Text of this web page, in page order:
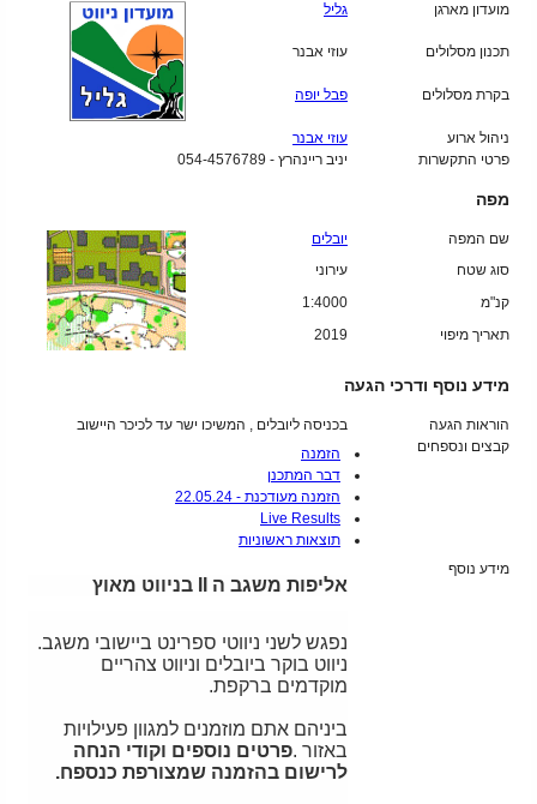
מועדון מארגן גליל
תכנון מסלולים עוזי אבנר
בקרת מסלולים פבל יופה
ניהול ארוע
עוזי אבנר
פרטי התקשרות
יניב ריינהרץ - 054-4576789
מפה
שם המפה
יובלים
סוג שטח
עירוני
קנ"מ
1:4000
תאריך מיפוי
2019
מידע נוסף ודרכי הגעה
הוראות הגעה
בכניסה ליובלים , המשיכו ישר עד לכיכר היישוב
קבצים ונספחים
הזמנה
דבר המתכנן
הזמנה מעודכנת - 22.05.24
Live Results
תוצאות ראשוניות
מידע נוסף
אליפות משגב ה II בניווט מאוץ
נפגש לשני ניווטי ספרינט ביישובי משגב.
ניווט בוקר ביובלים וניווט צהריים
מוקדמים ברקפת.
ביניהם אתם מוזמנים למגוון פעילויות
באזור .פרטים נוספים וקודי הנחה
לרישום בהזמנה שמצורפת כנספח.